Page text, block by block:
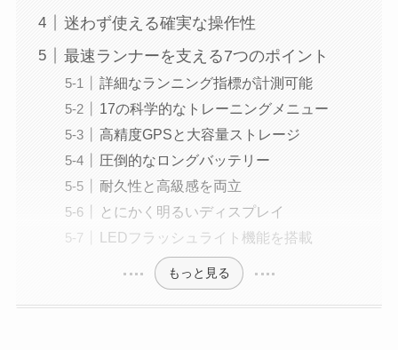
迷わず使える確実な操作性
最速ランナーを支える7つのポイント
詳細なランニング指標が計測可能
17の科学的なトレーニングメニュー
高精度GPSと大容量ストレージ
圧倒的なロングバッテリー
耐久性と高級感を両立
とにかく明るいディスプレイ
LEDフラッシュライト機能を搭載
もっと見る